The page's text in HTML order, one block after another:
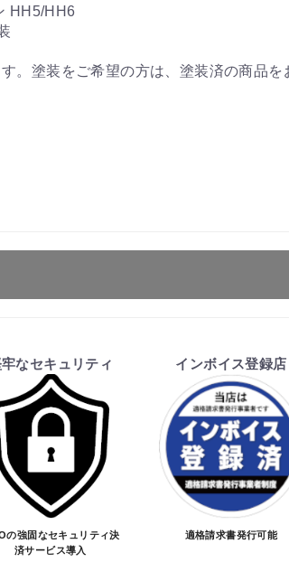
お買物を続ける
HH5/HH6
。塗装をご希望の方は、塗装済の商品を
適合確認を行い、商品の価格・送料及び
認を行い、適合しない場合はキャンセル
告無く価格が変わる場合があります。
売不可となる場合があります。
わせは、ご注文時と納期が異なるトラブ
ご注文のお手続きをお願い致します。
い、商品が愛車に合うことを確認して
なセキュリティ
の強固なセキュリティ決
済サービス導入
インボイス登録店
適格請求書発行可能